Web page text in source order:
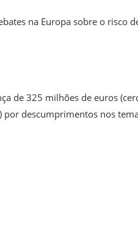
na Europa sobre o risco
de 325 milhões de euros
descumprimentos nos